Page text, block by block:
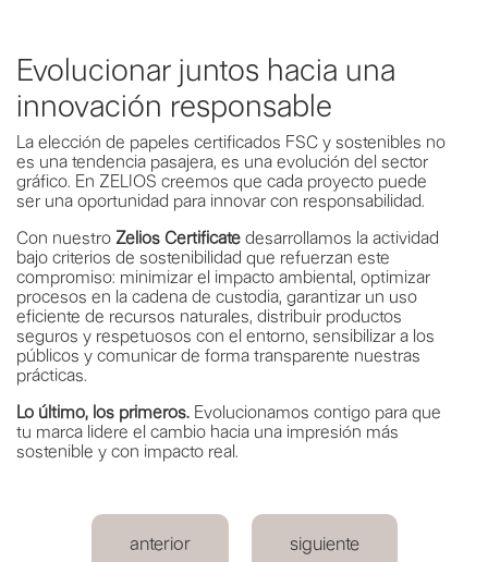
Evolucionar juntos hacia una
innovación responsable
La elección de papeles certificados FSC y sostenibles no
es una tendencia pasajera, es una evolución del sector
gráfico. En ZELIOS creemos que cada proyecto puede
ser una oportunidad para innovar con responsabilidad.
Con nuestro Zelios Certificate desarrollamos la actividad
bajo criterios de sostenibilidad que refuerzan este
compromiso: minimizar el impacto ambiental, optimizar
procesos en la cadena de custodia, garantizar un uso
eficiente de recursos naturales, distribuir productos
seguros y respetuosos con el entorno, sensibilizar a los
públicos y comunicar de forma transparente nuestras
prácticas.
Lo último, los primeros. Evolucionamos contigo para que
tu marca lidere el cambio hacia una impresión más
sostenible y con impacto real.
anterior siguiente